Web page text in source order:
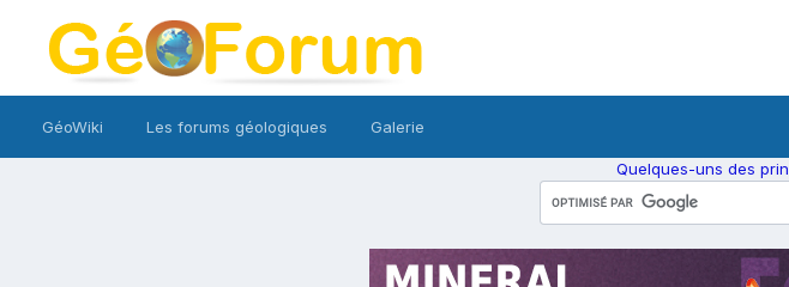
GéoWiki Les forums géologiques Galerie
Quelques-uns des